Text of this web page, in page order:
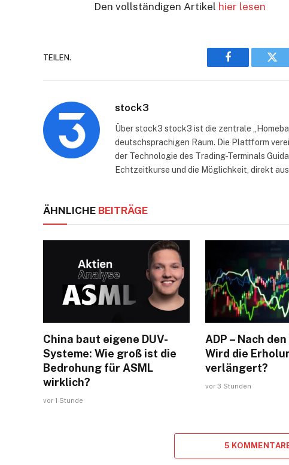
Den vollständigen Artikel hier lesen
TEILEN.
Facebook
stock3
Über stock3 stock3 ist die zentrale
deutschsprachigen Raum. Die Plattform
der Technologie des Trading-Terminals
Echtzeitkurse und die Möglichkeit, direkt
ÄHNLICHE BEITRÄGE
China baut eigene DUV-
Systeme: Wie groß ist die
Bedrohung für ASML
wirklich?
vor 1 Stunde
ADP – Nach
Wird die
verlängert?
vor 3 Stunden
5